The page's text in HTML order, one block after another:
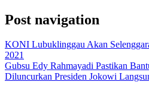
Post navigation
KONI Lubuklinggau Akan
2021
Gubsu Edy Rahmayadi Pastikan
Diluncurkan Presiden Jokowi